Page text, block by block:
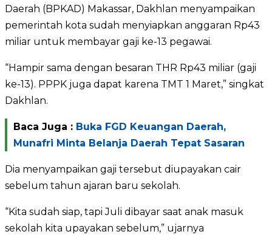
Daerah (BPKAD) Makassar, Dakhlan menyampaikan
pemerintah kota sudah menyiapkan anggaran Rp43
miliar untuk membayar gaji ke-13 pegawai.
“Hampir sama dengan besaran THR Rp43 miliar (gaji
ke-13). PPPK juga dapat karena TMT 1 Maret,” singkat
Dakhlan.
Baca Juga : Buka FGD Keuangan Daerah,
Munafri Minta Belanja Daerah Tepat Sasaran
Dia menyampaikan gaji tersebut diupayakan cair
sebelum tahun ajaran baru sekolah.
“Kita sudah siap, tapi Juli dibayar saat anak masuk
sekolah kita upayakan sebelum,” ujarnya